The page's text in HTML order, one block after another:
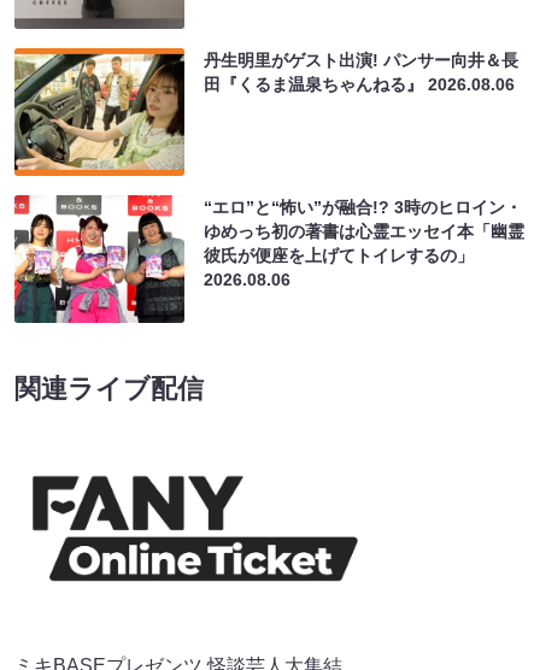
丹生明里がゲスト出演! パンサー向井＆長
田『くるま温泉ちゃんねる』2026.08.06
“エロ”と“怖い”が融合!? 3時のヒロイン・
ゆめっち初の著書は心霊エッセイ本「幽霊
彼氏が便座を上げてトイレするの」
2026.08.06
関連ライブ配信
ミキBASEプレゼンツ 怪談芸人大集結